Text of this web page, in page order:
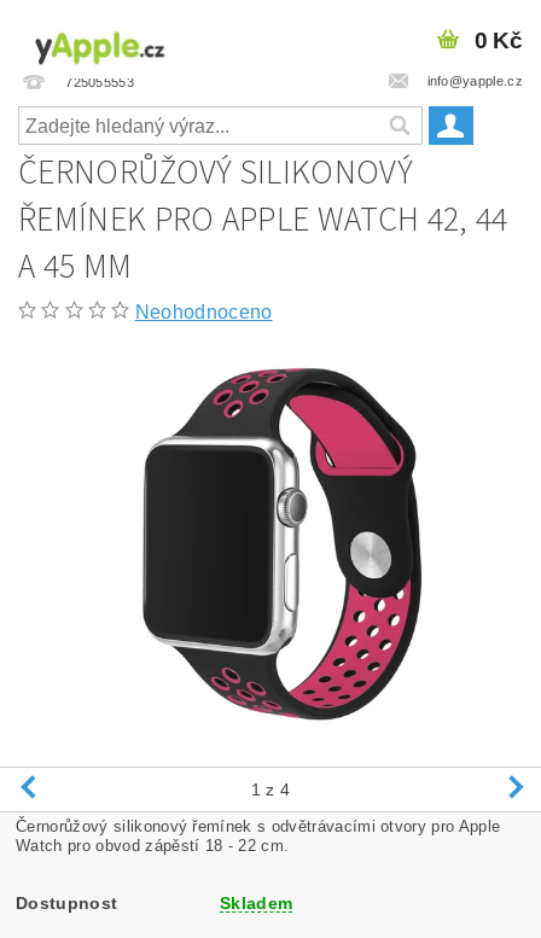
725055553 info@yapple.cz
0 Kč
ČERNORŮŽOVÝ SILIKONOVÝ
ŘEMÍNEK PRO APPLE WATCH 42, 44
A 45 MM
Neohodnoceno
1 z 4
Černorůžový silikonový řemínek s odvětrávacími otvory pro Apple
Watch pro obvod zápěstí 18 - 22 cm.
Dostupnost Skladem